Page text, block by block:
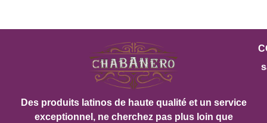
Des produits latinos de haute qualité et un service
exceptionnel, ne cherchez pas plus loin que